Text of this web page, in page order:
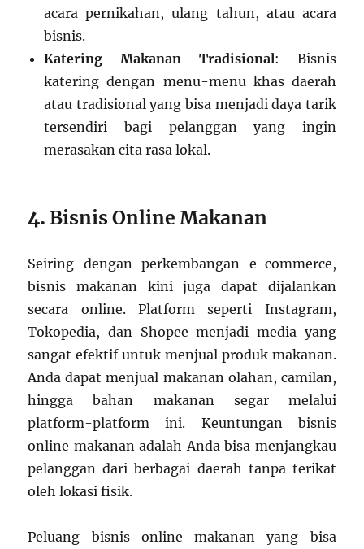
acara pernikahan, ulang tahun, atau acara
bisnis.
Katering Makanan Tradisional: Bisnis
katering dengan menu-menu khas daerah
atau tradisional yang bisa menjadi daya tarik
tersendiri bagi pelanggan yang ingin
merasakan cita rasa lokal.
4. Bisnis Online Makanan
Seiring dengan perkembangan e-commerce,
bisnis makanan kini juga dapat dijalankan
secara online. Platform seperti Instagram,
Tokopedia, dan Shopee menjadi media yang
sangat efektif untuk menjual produk makanan.
Anda dapat menjual makanan olahan, camilan,
hingga bahan makanan segar melalui
platform-platform ini. Keuntungan bisnis
online makanan adalah Anda bisa menjangkau
pelanggan dari berbagai daerah tanpa terikat
oleh lokasi fisik.
Peluang bisnis online makanan yang bisa